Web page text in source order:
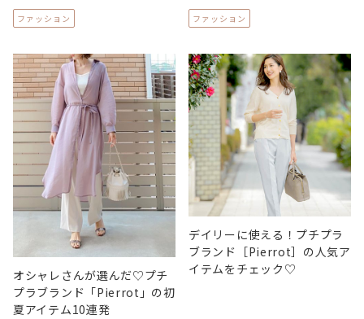
ファッション ファッション
オシャレさんが選んだ♡プチ
プラブランド「Pierrot」の初
夏アイテム10連発
デイリーに使える！プチプラ
ブランド［Pierrot］の人気ア
イテムをチェック♡